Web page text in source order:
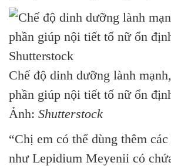
Chế độ dinh dưỡng lành
phần giúp nội tiết tố nữ ổn
Ảnh: Shutterstock
“Chị em có thể dùng thêm
như Lepidium Meyenii có